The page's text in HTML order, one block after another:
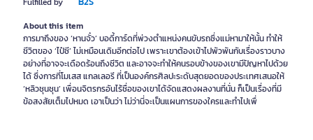
About this item
การมาถึงของ ‘หานจั๋ว’ บอดี้การ์ดที่พ่วงตำแหน่งคนขับรถซึ่งแม่หามาให้นั้น ทำให้
ชีวิตของ ‘ไป๋ซี’ ไม่เหมือนเดิมอีกต่อไป เพราะเขาต้องเข้าไปพัวพันกับเรื่องราวบาง
อย่างที่อาจจะเดือดร้อนถึงชีวิต และอาจจะทำให้คนรอบข้างของเขามีปัญหาไปด้วย
ได้ ซึ่งการที่โมเสส แกลเลอรี ที่เป็นองค์กรศิลปะระดับสุดยอดของประเทศเสนอให้
‘หลิวชุนชุน’ เพื่อนจิตรกรอันไร้ชื่อของเขาได้จัดแสดงผลงานที่นั่น ก็เป็นเรื่องที่มี
ข้อสงสัยเต็มไปหมด เอาเป็นว่า ไม่ว่านี่จะเป็นแผนการของใครและทำไปเพื่